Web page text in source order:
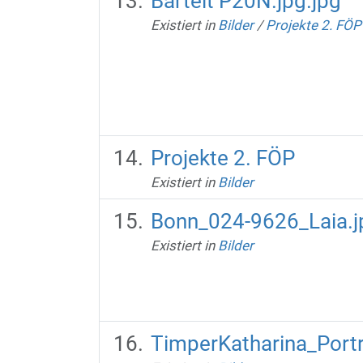
Existiert in Bilder /Projekte 2. FÖP
Projekte 2. FÖP
Existiert in Bilder
Bonn_024-
Existiert in Bilder